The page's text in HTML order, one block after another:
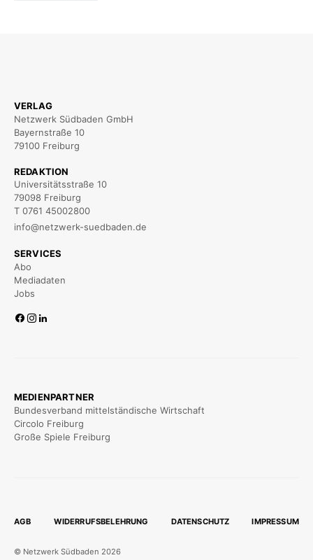
VERLAG
Netzwerk Südbaden GmbH
Bayernstraße 10
79100 Freiburg
REDAKTION
Universitätsstraße 10
79098 Freiburg
T 0761 45002800
info@netzwerk-suedbaden.de
SERVICES
Abo
Mediadaten
Jobs
MEDIENPARTNER
Bundesverband mittelständische Wirtschaft
Circolo Freiburg
Große Spiele Freiburg
AGB WIDERRUFSBELEHRUNG DATENSCHUTZ IMPRESSUM
© Netzwerk Südbaden 2026